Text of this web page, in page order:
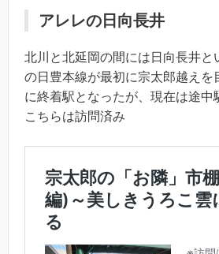
アレレの日向長井
北川と北延岡の間には日向長井と
の日豊本線が最初に宗太郎越えを
に終着駅となったが、現在は途中
こちらは訪問済み